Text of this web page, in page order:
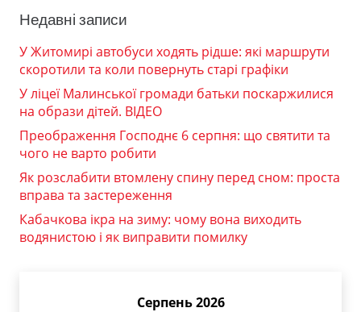
Недавні записи
У Житомирі автобуси ходять рідше: які маршрути
скоротили та коли повернуть старі графіки
У ліцеї Малинської громади батьки поскаржилися
на образи дітей. ВІДЕО
Преображення Господнє 6 серпня: що святити та
чого не варто робити
Як розслабити втомлену спину перед сном: проста
вправа та застереження
Кабачкова ікра на зиму: чому вона виходить
водянистою і як виправити помилку
Серпень 2026